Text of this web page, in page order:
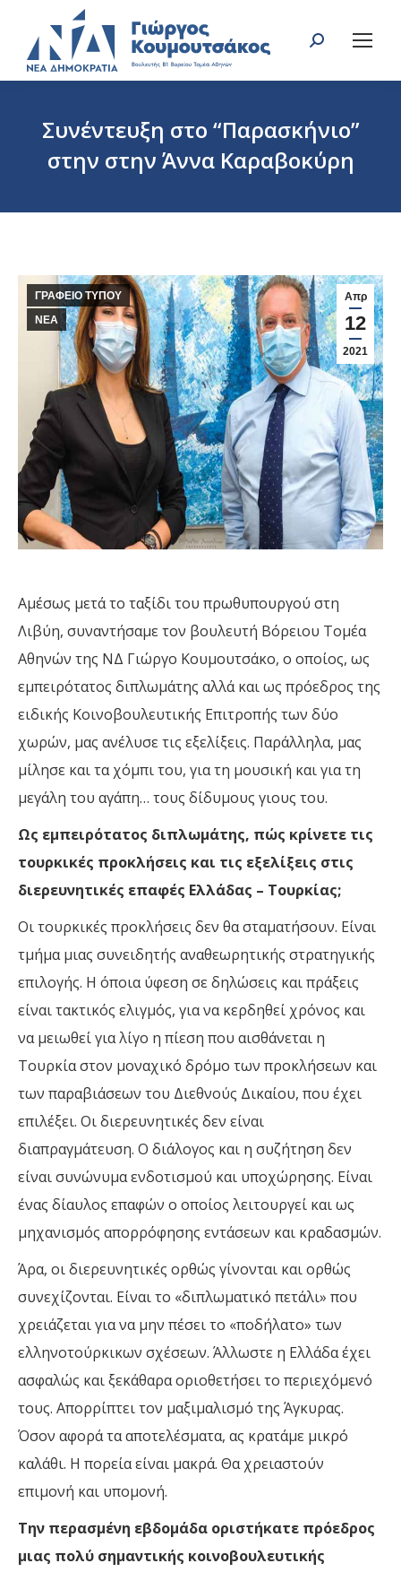
Search:
Συνέντευξη στο “Παρασκήνιο”
στην στην Άννα Καραβοκύρη
Απρ
12
2021
ΓΡΑΦΕΙΟ ΤΥΠΟΥ
ΝΕΑ
Αμέσως μετά το ταξίδι του πρωθυπουργού στη
Λιβύη, συναντήσαμε τον βουλευτή Βόρειου Τομέα
Αθηνών της ΝΔ Γιώργο Κουμουτσάκο, ο οποίος, ως
εμπειρότατος διπλωμάτης αλλά και ως πρόεδρος της
ειδικής Κοινοβουλευτικής Επιτροπής των δύο
χωρών, μας ανέλυσε τις εξελίξεις. Παράλληλα, μας
μίλησε και τα χόμπι του, για τη μουσική και για τη
μεγάλη του αγάπη… τους δίδυμους γιους του.
Ως εμπειρότατος διπλωμάτης, πώς κρίνετε τις
τουρκικές προκλήσεις και τις εξελίξεις στις
διερευνητικές επαφές Ελλάδας – Τουρκίας;
Οι τουρκικές προκλήσεις δεν θα σταματήσουν. Είναι
τμήμα μιας συνειδητής αναθεωρητικής στρατηγικής
επιλογής. Η όποια ύφεση σε δηλώσεις και πράξεις
είναι τακτικός ελιγμός, για να κερδηθεί χρόνος και
να μειωθεί για λίγο η πίεση που αισθάνεται η
Τουρκία στον μοναχικό δρόμο των προκλήσεων και
των παραβιάσεων του Διεθνούς Δικαίου, που έχει
επιλέξει. Οι διερευνητικές δεν είναι
διαπραγμάτευση. Ο διάλογος και η συζήτηση δεν
είναι συνώνυμα ενδοτισμού και υποχώρησης. Είναι
ένας δίαυλος επαφών ο οποίος λειτουργεί και ως
μηχανισμός απορρόφησης εντάσεων και κραδασμών.
Άρα, οι διερευνητικές ορθώς γίνονται και ορθώς
συνεχίζονται. Είναι το «διπλωματικό πετάλι» που
χρειάζεται για να μην πέσει το «ποδήλατο» των
ελληνοτούρκικων σχέσεων. Άλλωστε η Ελλάδα έχει
ασφαλώς και ξεκάθαρα οριοθετήσει το περιεχόμενό
τους. Απορρίπτει τον μαξιμαλισμό της Άγκυρας.
Όσον αφορά τα αποτελέσματα, ας κρατάμε μικρό
καλάθι. Η πορεία είναι μακρά. Θα χρειαστούν
επιμονή και υπομονή.
Την περασμένη εβδομάδα οριστήκατε πρόεδρος
μιας πολύ σημαντικής κοινοβουλευτικής